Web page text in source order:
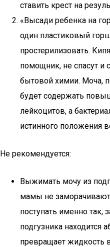
ставить крест на
«Высади ребенка на
один пластиковый
простерилизовать.
помощник, не спасут и
бытовой химии. Моча,
будет содержать
лейкоцитов, а
истинного положения
Не рекомендуется:
Выжимать мочу из
мамы не
поступать именно так,
подгузника находится
превращает жидкость